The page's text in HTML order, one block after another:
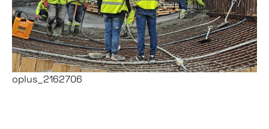
oplus_2162706